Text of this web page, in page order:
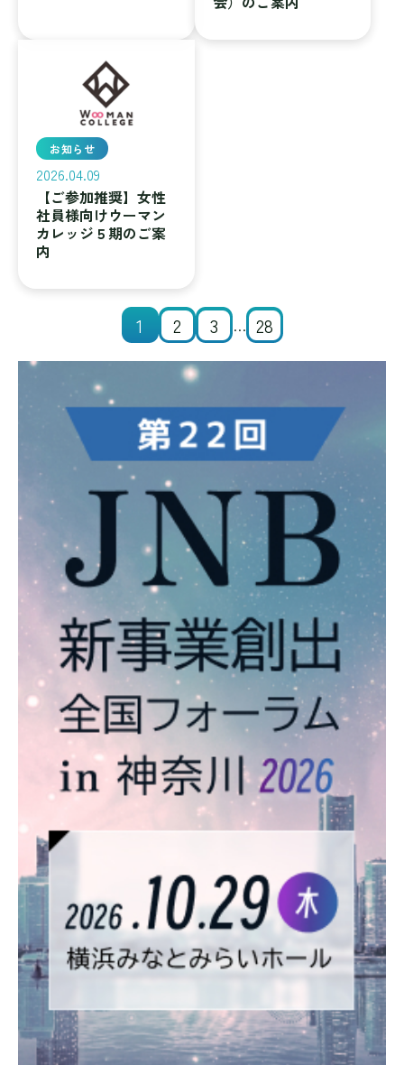
お知らせ
2026.04.09
【ご参加推奨】女性
社員様向けウーマン
カレッジ５期のご案
内
1 2 3 … 28